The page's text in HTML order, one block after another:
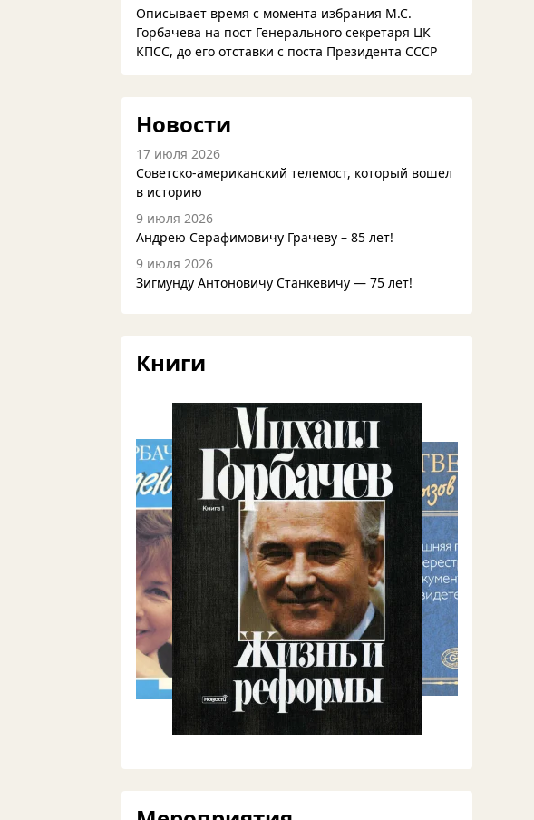
Описывает время с момента избрания М.С.
Горбачева на пост Генерального секретаря ЦК
КПСС, до его отставки с поста Президента СССР
Новости
17 июля 2026
Советско-американский телемост, который вошел
в историю
9 июля 2026
Андрею Серафимовичу Грачеву – 85 лет!
9 июля 2026
Зигмунду Антоновичу Станкевичу — 75 лет!
Книги